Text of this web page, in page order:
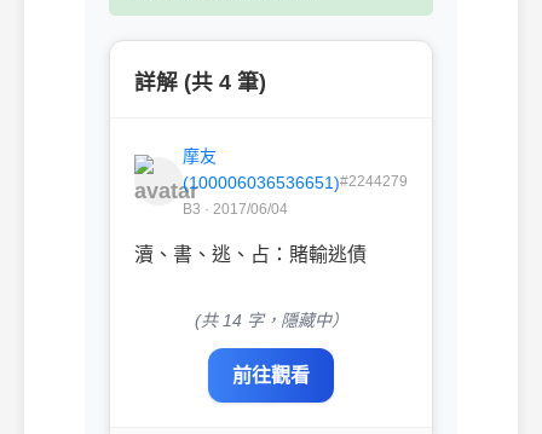
詳解 (共 4 筆)
摩友
(100006036536651)
B3 · 2017/06/04
#2244279
瀆、書、逃、占：賭輸逃債
(共 14 字，隱藏中）
前往觀看